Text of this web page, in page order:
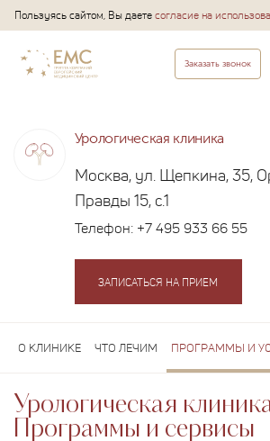
Пользуясь сайтом, Вы даетесогласие на
Заказать звонок
Урологическая клиника
Москва, ул. Щепкина, 35,
Правды 15, с.1
Телефон: +7 495 933 66 55
ЗАПИСАТЬСЯ НА ПРИЕМ
О КЛИНИКЕ ЧТО ЛЕЧИМ ПРОГРАММЫ И
Урологическая
Программы и сервисы